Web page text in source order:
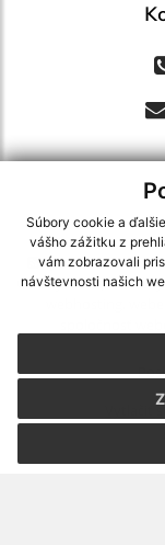
Súbory cookie a
vášho zážitku z
vám zobrazovali
návštevnosti našich
využite možnosť
CMS systém
Vytlačiť